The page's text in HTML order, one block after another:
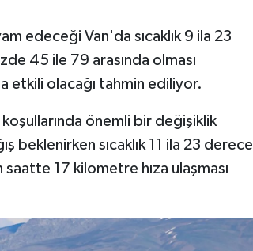
edeceği Van'da sıcaklık 9 ila 23
45 ile 79 arasında olması
etkili olacağı tahmin ediliyor.
önemli bir değişiklik
beklenirken sıcaklık 11 ila 23 derece
17 kilometre hıza ulaşması